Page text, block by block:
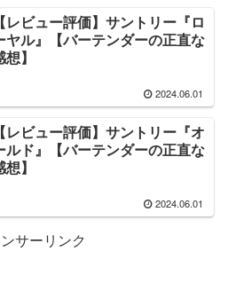
【レビュー評価】サントリー『ロ
ヤル』【バーテンダーの正直な
想】
2024.06.01
【レビュー評価】サントリー『オ
ルド』【バーテンダーの正直な
想】
2024.06.01
サーリンク